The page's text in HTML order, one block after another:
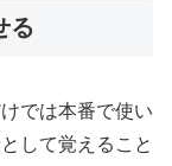
る
では本番で使い
して覚えること